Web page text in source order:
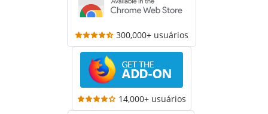
300,000+ usuários
14,000+ usuários